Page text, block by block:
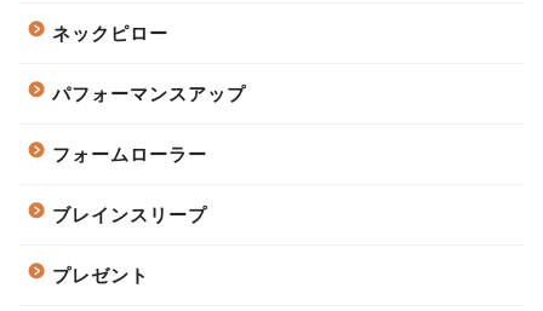
ネックピロー
パフォーマンスアップ
フォームローラー
ブレインスリープ
プレゼント